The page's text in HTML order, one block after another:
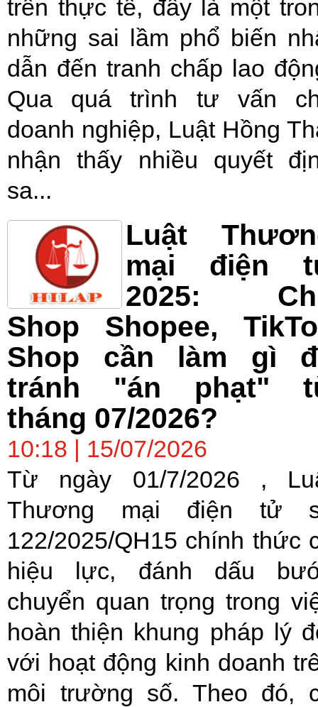
trên thực tế, đây là một
những sai lầm phổ biến
dẫn đến tranh chấp lao
Qua quá trình tư vấn
doanh nghiệp, Luật Hồng
nhận thấy nhiều quyết
sa...
Luật
mại điện
2025:
Shop Shopee,
Shop cần làm gì
tránh "án phạt"
tháng 07/2026?
10:18 | 15/07/2026
Từ ngày 01/7/2026 ,
Thương mại điện tử
122/2025/QH15 chính thức
hiệu lực, đánh dấu
chuyển quan trọng trong
hoàn thiện khung pháp lý
với hoạt động kinh doanh
môi trường số. Theo đó,